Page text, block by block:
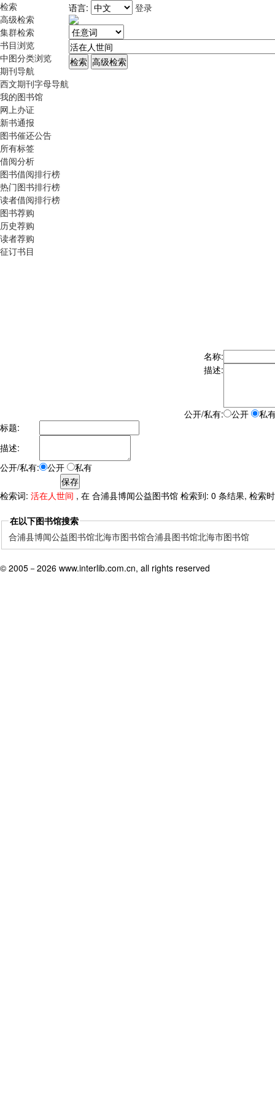
检索
高级检索
集群检索
书目浏览
中图分类浏览
期刊导航
西文期刊字母导航
我的图书馆
网上办证
新书通报
图书催还公告
所有标签
借阅分析
图书借阅排行榜
热门图书排行榜
读者借阅排行榜
图书荐购
历史荐购
读者荐购
征订书目
语言: 登录
名称:
描述:
公开/私有: 公开
私
标题:
描述:
公开/私有:
公开 私有
检索词: 活在人世间 , 在 合浦县博闻公益图书馆 检索到: 0 条结果, 检索
在以下图书馆搜索
合浦县博闻公益图书馆北海市图书馆合浦县图书馆北海市图书馆
© 2005－ 2026 www.interlib.com.cn, all rights reserved